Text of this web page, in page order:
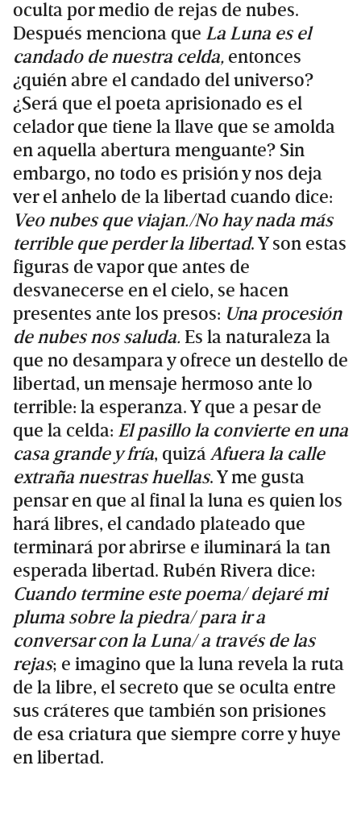
oculta por medio de rejas de nubes.
Después menciona que La Luna es el
candado de nuestra celda, entonces
¿quién abre el candado del universo?
¿Será que el poeta aprisionado es el
celador que tiene la llave que se amolda
en aquella abertura menguante? Sin
embargo, no todo es prisión y nos deja
ver el anhelo de la libertad cuando dice:
Veo nubes que viajan./No hay nada más
terrible que perder la libertad. Y son estas
figuras de vapor que antes de
desvanecerse en el cielo, se hacen
presentes ante los presos: Una procesión
de nubes nos saluda. Es la naturaleza la
que no desampara y ofrece un destello de
libertad, un mensaje hermoso ante lo
terrible: la esperanza. Y que a pesar de
que la celda: El pasillo la convierte en una
casa grande y fría, quizáAfuera la calle
extraña nuestras huellas. Y me gusta
pensar en que al final la luna es quien los
hará libres, el candado plateado que
terminará por abrirse e iluminará la tan
esperada libertad. Rubén Rivera dice:
Cuando termine este poema/ dejaré mi
pluma sobre la piedra/ para ir a
conversar con la Luna/ a través de las
rejas; e imagino que la luna revela la ruta
de la libre, el secreto que se oculta entre
sus cráteres que también son prisiones
de esa criatura que siempre corre y huye
en libertad.